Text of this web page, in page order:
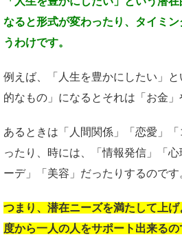
なると形式が変わったり、 タイミ
うわけです。
例えば、「人生を豊かにしたい」
的なもの」になるとそれは「お金」
あるときは「人間関係」「恋愛」
ったり、時には、「情報発信」「
ーデ」「美容」だったりするのです
つまり、潜在ニーズを満たして上げ
度から一人の人をサポート出来るの